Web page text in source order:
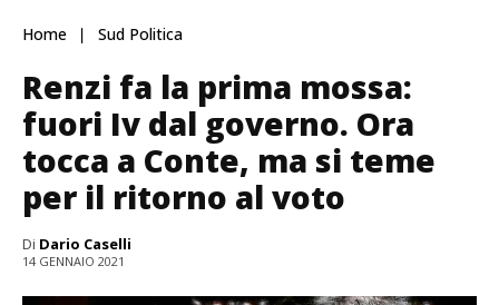
Home Sud Politica
Renzi fa la prima mossa:
fuori Iv dal governo. Ora
tocca a Conte, ma si teme
per il ritorno al voto
Di Dario Caselli
14 GENNAIO 2021